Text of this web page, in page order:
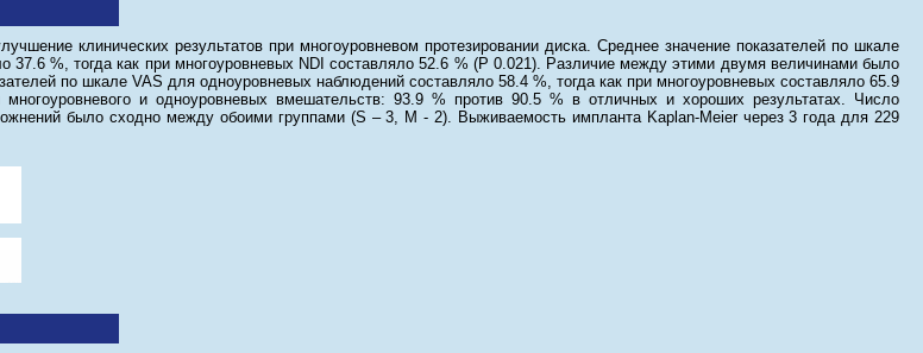
клинических результатов при многоуровневом протезировании диска. Среднее значение показателей по шкале
37.6 %, тогда как при многоуровневых NDI составляло 52.6 % (P 0.021). Различие между этими двумя величинами было
по шкале VAS для одноуровневых наблюдений составляло 58.4 %, тогда как при многоуровневых составляло 65.9
и одноуровневых вмешательств: 93.9 % против 90.5 % в отличных и хороших результатах. Число
было сходно между обоими группами (S – 3, М - 2). Выживаемость импланта Kaplan-Meier через 3 года для 229